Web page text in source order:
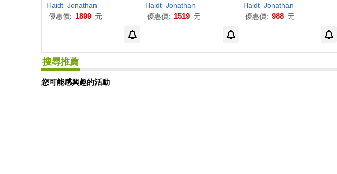
gion
Haidt Jonathan
優惠價: 1899 元
Haidt Jonathan
優惠價: 1519 元
Haidt Jonathan
優惠價: 988 元
搜尋推薦
您可能感興趣的活動